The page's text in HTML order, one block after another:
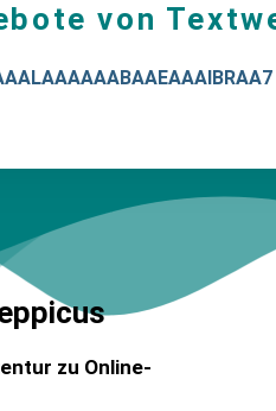
von
zu Online-